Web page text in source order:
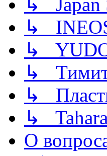
↳ Japan
↳
↳
↳
↳
↳ Tahara
О